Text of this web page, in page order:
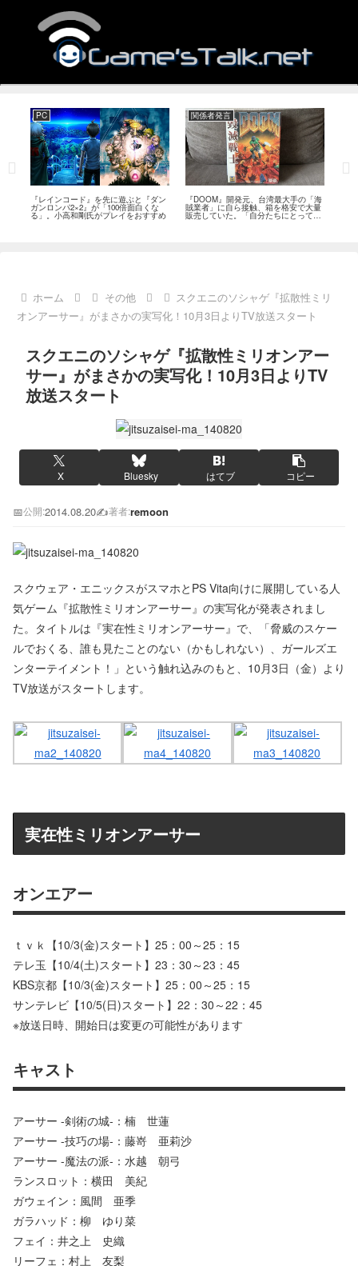
PC
『レインコード』を先に遊ぶと『ダン
ガンロンパ2×2』が「100倍面白くな
る」。小高和剛氏がプレイをおすすめ
関係者発言
『DOOM』開発元、台湾最大手の「海
賊業者」に自ら接触、箱を格安で大量
販売していた。「自分たちにとっては
流通だった」
ホーム その他
スクエニのソシャゲ『拡散性ミリ
オンアーサー』がまさかの実写化！10月3日よりTV放送スタート
スクエニのソシャゲ『拡散性ミリオンアー
サー』がまさかの実写化！10月3日よりTV
放送スタート
X Bluesky はてブ コピー
📅公開:2014.08.20✍️著者:remoon
スクウェア・エニックスがスマホとPS Vita向けに展開している人
気ゲーム『拡散性ミリオンアーサー』の実写化が発表されまし
た。タイトルは『実在性ミリオンアーサー』で、「脅威のスケー
ルでおくる、誰も見たことのない（かもしれない）、ガールズエ
ンターテイメント！」という触れ込みのもと、10月3日（金）より
TV放送がスタートします。
実在性ミリオンアーサー
オンエアー
ｔｖｋ【10/3(金)スタート】25：00～25：15
テレ玉【10/4(土)スタート】23：30～23：45
KBS京都【10/3(金)スタート】25：00～25：15
サンテレビ【10/5(日)スタート】22：30～22：45
※放送日時、開始日は変更の可能性があります
キャスト
アーサー -剣術の城-：楠 世蓮
アーサー -技巧の場-：藤嵜 亜莉沙
アーサー -魔法の派-：水越 朝弓
ランスロット：横田 美紀
ガウェイン：風間 亜季
ガラハッド：柳 ゆり菜
フェイ：井之上 史織
リーフェ：村上 友梨